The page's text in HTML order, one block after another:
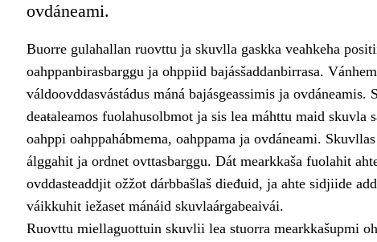
ovdáneami.
Buorre gulahallan ruovttu ja skuvlla gaskka veahkeha
oahppanbirasbarggu ja ohppiid bajásšaddanbirrasa.
váldoovddasvástádus máná bajásgeassimis ja
deaŧaleamos fuolahusolbmot ja sis lea máhttu maid skuvla
oahppi oahppahábmema, oahppama ja ovdáneami.
álggahit ja ordnet ovttasbarggu. Dát mearkkaša fuolahit
ovddasteaddjit ožžot dárbbašlaš dieđuid, ja ahte sidjiide
váikkuhit iežaset mánáid skuvlaárgabeaivái.
Ruovttu miellaguottuin skuvlii lea stuorra mearkkašupmi